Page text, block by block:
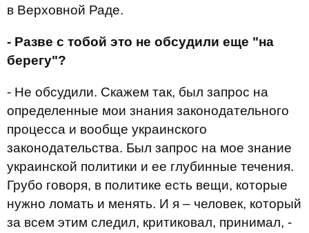
в Верховной Раде.
- Разве с тобой это не обсудили еще "на
берегу"?
- Не обсудили. Скажем так, был запрос на
определенные мои знания законодательного
процесса и вообще украинского
законодательства. Был запрос на мое знание
украинской политики и ее глубинные течения.
Грубо говоря, в политике есть вещи, которые
нужно ломать и менять. И я – человек, который
за всем этим следил, критиковал, принимал, -